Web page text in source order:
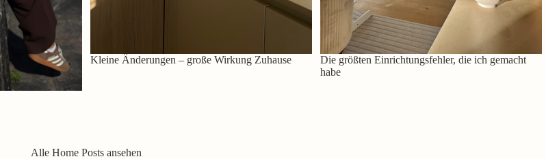
Kleine Änderungen – große Wirkung Zuhause
Die größten Einrichtungsfehler, die ich gemacht
habe
Alle Home Posts ansehen